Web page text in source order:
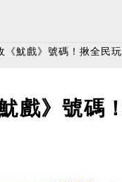
《魷戲》號碼！揪全民
戲》號碼